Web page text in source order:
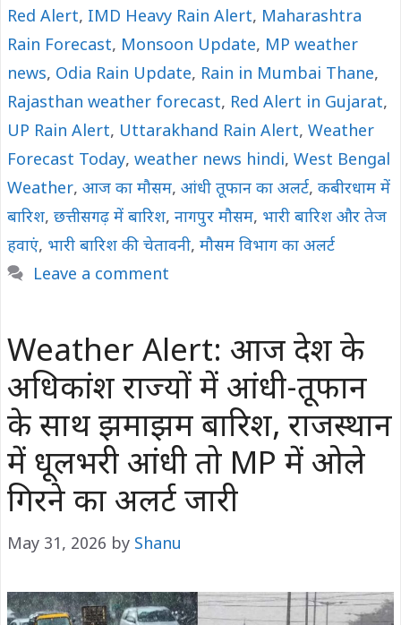
Red Alert, IMD Heavy Rain Alert, Maharashtra
Rain Forecast, Monsoon Update, MP weather
news, Odia Rain Update, Rain in Mumbai Thane,
Rajasthan weather forecast, Red Alert in Gujarat,
UP Rain Alert, Uttarakhand Rain Alert, Weather
Forecast Today, weather news hindi, West Bengal
Weather, आज का मौसम, आंधी तूफान का अलर्ट, कबीरधाम में
बारिश, छत्तीसगढ़ में बारिश, नागपुर मौसम, भारी बारिश और तेज
हवाएं, भारी बारिश की चेतावनी, मौसम विभाग का अलर्ट
Leave a comment
Weather Alert: आज देश के
अधिकांश राज्यों में आंधी-तूफान
के साथ झमाझम बारिश, राजस्थान
में धूलभरी आंधी तो MP में ओले
गिरने का अलर्ट जारी
May 31, 2026 by Shanu